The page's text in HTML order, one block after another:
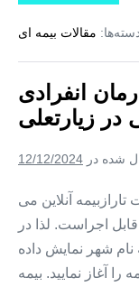
بیمه
بیمه
درمان
+
بیمه
درمان
تکمیلی
در
مقالات بیمه ای
انفرادی
زیارتعلی
شده در 12/12/2024
آنلاین می
اجراست. لذا در
شهر نمایش داده
آغاز نمایید. بیمه